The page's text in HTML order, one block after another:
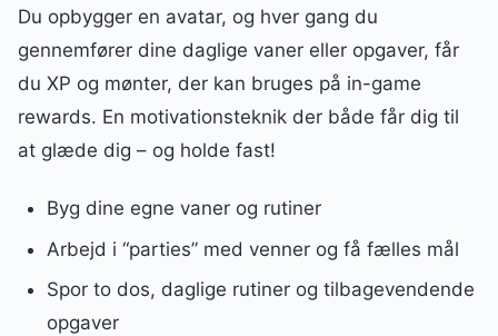
Du opbygger en avatar, og hver gang du
gennemfører dine daglige vaner eller opgaver, får
du XP og mønter, der kan bruges på in-game
rewards. En motivationsteknik der både får dig til
at glæde dig – og holde fast!
Byg dine egne vaner og rutiner
Arbejd i “parties” med venner og få fælles mål
Spor to dos, daglige rutiner og tilbagevendende
opgaver